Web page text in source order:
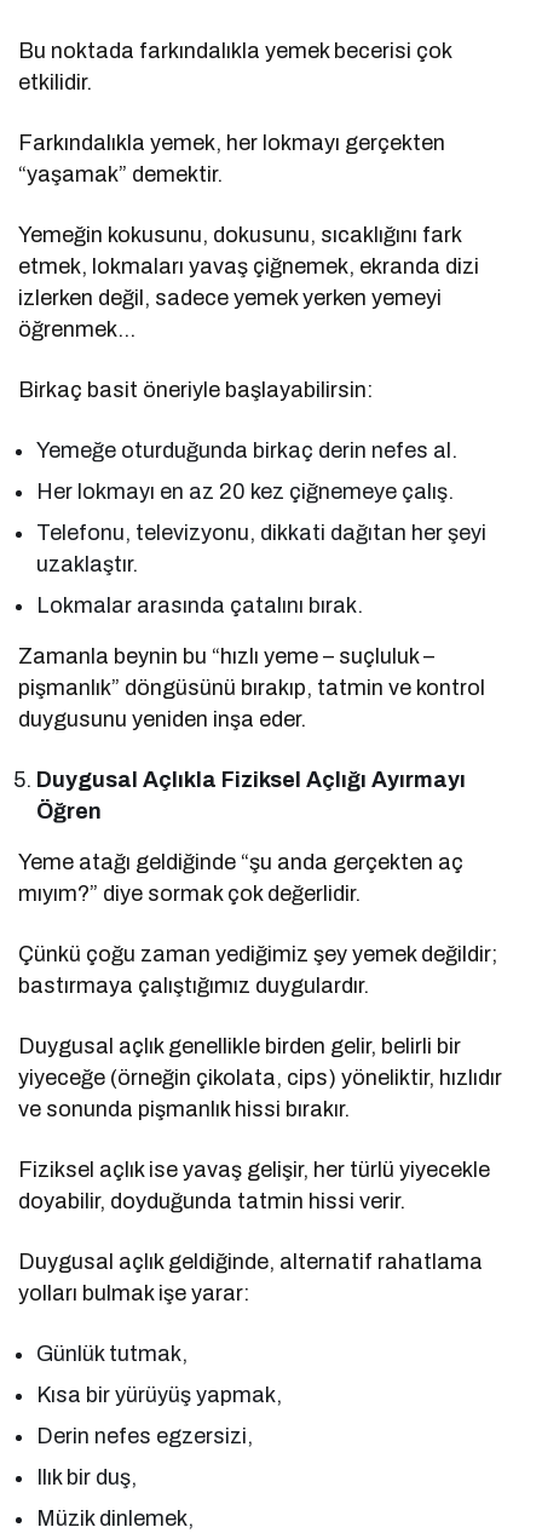
Bu noktada farkındalıkla yemek becerisi çok
etkilidir.
Farkındalıkla yemek, her lokmayı gerçekten
“yaşamak” demektir.
Yemeğin kokusunu, dokusunu, sıcaklığını fark
etmek, lokmaları yavaş çiğnemek, ekranda dizi
izlerken değil, sadece yemek yerken yemeyi
öğrenmek…
Birkaç basit öneriyle başlayabilirsin:
Yemeğe oturduğunda birkaç derin nefes al.
Her lokmayı en az 20 kez çiğnemeye çalış.
Telefonu, televizyonu, dikkati dağıtan her şeyi
uzaklaştır.
Lokmalar arasında çatalını bırak.
Zamanla beynin bu “hızlı yeme – suçluluk –
pişmanlık” döngüsünü bırakıp, tatmin ve kontrol
duygusunu yeniden inşa eder.
Duygusal Açlıkla Fiziksel Açlığı Ayırmayı
Öğren
Yeme atağı geldiğinde “şu anda gerçekten aç
mıyım?” diye sormak çok değerlidir.
Çünkü çoğu zaman yediğimiz şey yemek değildir;
bastırmaya çalıştığımız duygulardır.
Duygusal açlık genellikle birden gelir, belirli bir
yiyeceğe (örneğin çikolata, cips) yöneliktir, hızlıdır
ve sonunda pişmanlık hissi bırakır.
Fiziksel açlık ise yavaş gelişir, her türlü yiyecekle
doyabilir, doyduğunda tatmin hissi verir.
Duygusal açlık geldiğinde, alternatif rahatlama
yolları bulmak işe yarar:
Günlük tutmak,
Kısa bir yürüyüş yapmak,
Derin nefes egzersizi,
Ilık bir duş,
Müzik dinlemek,